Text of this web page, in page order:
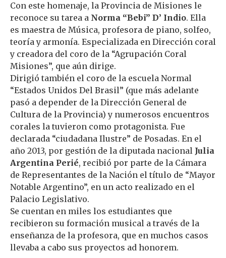
Con este homenaje, la Provincia de Misiones le
reconoce su tarea a Norma “Bebi” D’ Indio. Ella
es maestra de Música, profesora de piano, solfeo,
teoría y armonía. Especializada en Dirección coral
y creadora del coro de la “Agrupación Coral
Misiones”, que aún dirige.
Dirigió también el coro de la escuela Normal
“Estados Unidos Del Brasil” (que más adelante
pasó a depender de la Dirección General de
Cultura de la Provincia) y numerosos encuentros
corales la tuvieron como protagonista. Fue
declarada “ciudadana Ilustre” de Posadas. En el
año 2013, por gestión de la diputada nacional Julia
Argentina Perié, recibió por parte de la Cámara
de Representantes de la Nación el título de “Mayor
Notable Argentino”, en un acto realizado en el
Palacio Legislativo.
Se cuentan en miles los estudiantes que
recibieron su formación musical a través de la
enseñanza de la profesora, que en muchos casos
llevaba a cabo sus proyectos ad honorem.